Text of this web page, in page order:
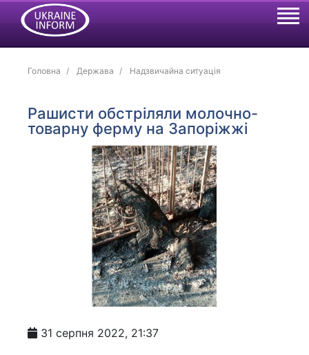
Головна Держава Надзвичайна ситуація
Рашисти обстріляли молочно-
товарну ферму на Запоріжжі
31 серпня 2022, 21:37